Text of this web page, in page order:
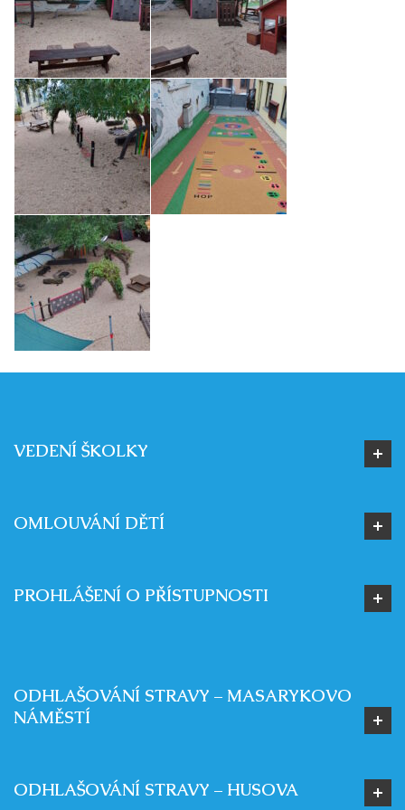
VEDENÍ ŠKOLKY
OMLOUVÁNÍ DĚTÍ
PROHLÁŠENÍ O PŘÍSTUPNOSTI
ODHLAŠOVÁNÍ STRAVY – MASARYKOVO
NÁMĚSTÍ
ODHLAŠOVÁNÍ STRAVY – HUSOVA